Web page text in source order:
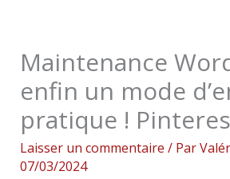
Maintenance
enfin un mode
pratique !
Laisser un commentaire / Par
07/03/2024